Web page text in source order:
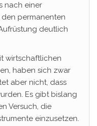
nach einer
permanenten
deutlich
wirtschaftlichen
haben sich zwar
aber nicht, dass
Es gibt bislang
Versuch, die
einzusetzen.